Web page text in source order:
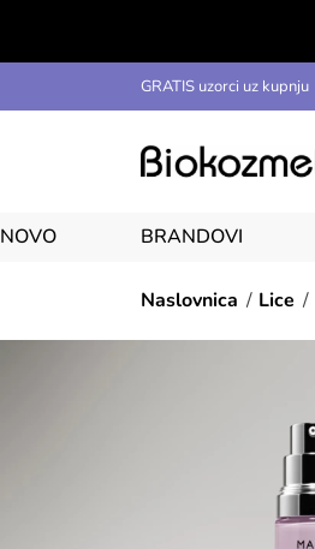
GRATIS uzorci uz kupnju
NOVO BRANDOVI
Naslovnica Lice